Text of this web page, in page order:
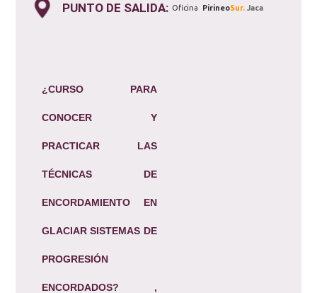
PUNTO DE SALIDA: Oficina PirineoSur. Jaca
¿CURSO PARA
CONOCER Y
PRACTICAR LAS
TÉCNICAS DE
ENCORDAMIENTO EN
GLACIAR SISTEMAS DE
PROGRESIÓN
ENCORDADOS? ,